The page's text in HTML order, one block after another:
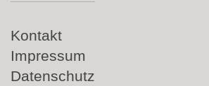
Navigation
überspringen
Kontakt
Impressum
Datenschutz